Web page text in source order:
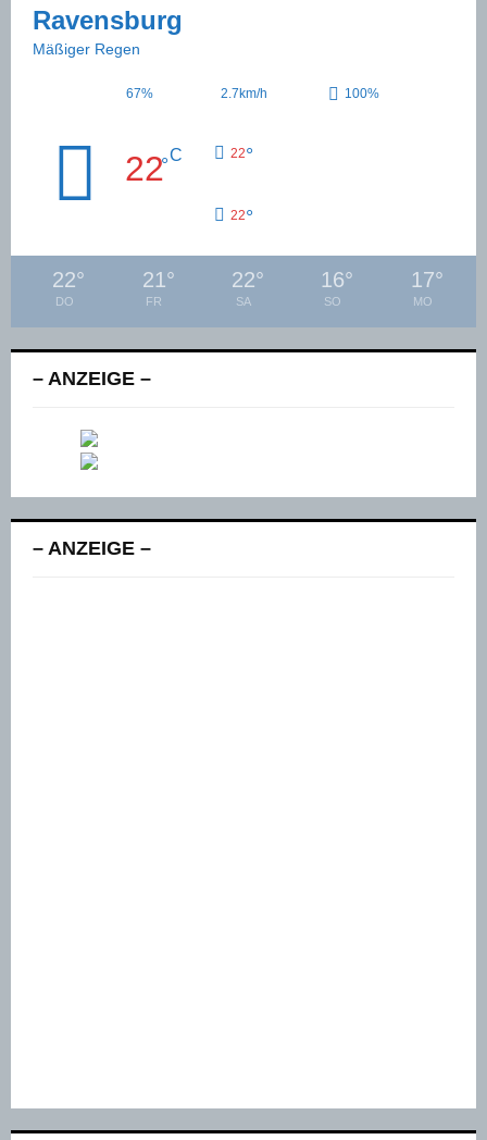
Ravensburg
Mäßiger Regen
67% 2.7km/h 100%
22°C 22°
22°
22°
DO
21°
FR
22°
SA
16°
SO
17°
MO
– ANZEIGE –
– ANZEIGE –